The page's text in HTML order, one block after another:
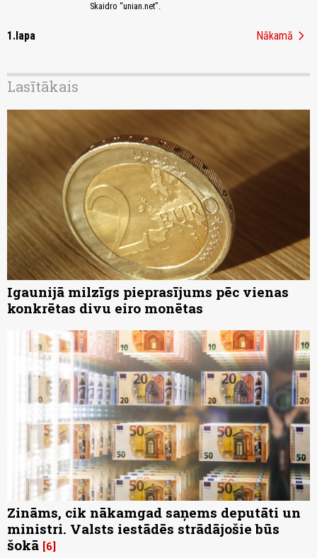
Skaidro “unian.net”.
1.lapa Nākamā chevron_right
Lasītākais
Igaunijā milzīgs pieprasījums pēc vienas
konkrētas divu eiro monētas
Zināms, cik nākamgad saņems deputāti un
ministri. Valsts iestādēs strādājošie būs
šokā 6